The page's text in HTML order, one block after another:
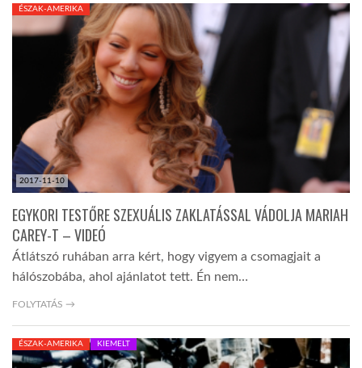
DOBRAVERO.HU
LATIMO.HU
GLOBOBOOK
2017-11-10
ÉSZAK-AMERIKA
EGYKORI TESTŐRE SZEXUÁLIS ZAKLATÁSSAL VÁDOLJA MARIAH
CAREY-T – VIDEÓ
Átlátszó ruhában arra kért, hogy vigyem a csomagjait a
hálószobába, ahol ajánlatot tett. Én nem…
FOLYTATÁS →
ÉSZAK-AMERIKA KIEMELT